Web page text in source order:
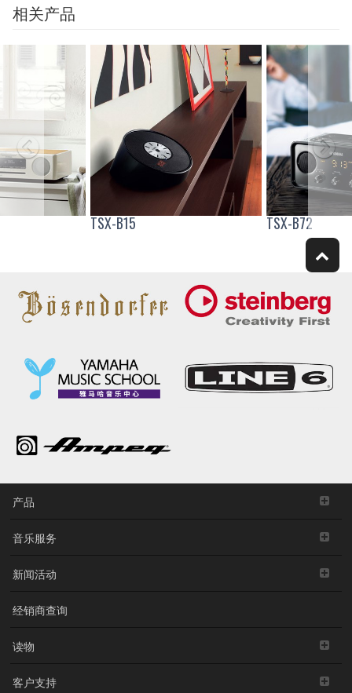
相关产品
TSX-B15 TSX-B72
产品
音乐服务
新闻活动
经销商查询
读物
客户支持